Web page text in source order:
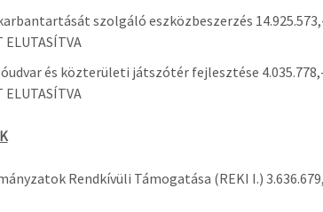
szolgáló eszközbeszerzés
ELUTASÍTVA
és közterületi játszótér fejlesztése
ELUTASÍTVA
Rendkívüli Támogatása (REKI I.)